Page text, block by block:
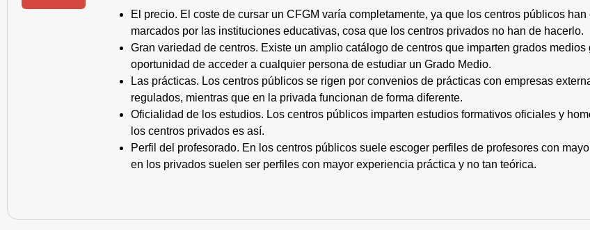
El precio. El coste de cursar un CFGM varía completamente, ya que los centros públicos
marcados por las instituciones educativas, cosa que los centros privados no han de hacerlo.
Gran variedad de centros. Existe un amplio catálogo de centros que imparten grados
oportunidad de acceder a cualquier persona de estudiar un Grado Medio.
Las prácticas. Los centros públicos se rigen por convenios de prácticas con empresas
regulados, mientras que en la privada funcionan de forma diferente.
Oficialidad de los estudios. Los centros públicos imparten estudios formativos oficiales y
los centros privados es así.
Perfil del profesorado. En los centros públicos suele escoger perfiles de profesores con
en los privados suelen ser perfiles con mayor experiencia práctica y no tan teórica.